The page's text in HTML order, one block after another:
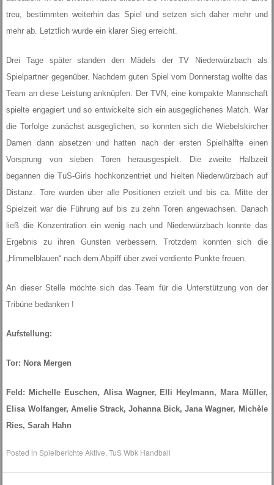
treu, bestimmten weiterhin das Spiel und setzen sich daher mehr und
mehr ab. Letztlich wurde ein klarer Sieg erreicht.
Drei Tage später standen den Mädels der TV Niederwürzbach als
Spielpartner gegenüber. Nachdem guten Spiel vom Donnerstag wollte das
Team an diese Leistung anknüpfen. Der TVN, eine kompakte Mannschaft
spielte engagiert und so entwickelte sich ein ausgeglichenes Match. War
die Torfolge zunächst ausgeglichen, so konnten sich die Wiebelskircher
Damen dann absetzen und hatten nach der ersten Spielhälfte einen
Vorsprung von sieben Toren herausgespielt. Die zweite Halbzeit
begannen die TuS-Girls hochkonzentriet und hielten Niederwürzbach auf
Distanz. Tore wurden über alle Positionen erzielt und bis ca. Mitte der
Spielzeit war die Führung auf bis zu zehn Toren angewachsen. Danach
ließ die Konzentration ein wenig nach und Niederwürzbach konnte das
Ergebnis zu ihren Gunsten verbessern. Trotzdem konnten sich die
„Himmelblauen“ nach dem Abpiff über zwei verdiente Punkte freuen.
An dieser Stelle möchte sich das Team für die Unterstützung von der
Tribüne bedanken !
Aufstellung:
Tor: Nora Mergen
Feld: Michelle Euschen, Alisa Wagner, Elli Heylmann, Mara Müller,
Elisa Wolfanger, Amelie Strack, Johanna Bick, Jana Wagner, Michèle
Ries, Sarah Hahn
Posted inSpielberichte Aktive,TuS Wbk Handball